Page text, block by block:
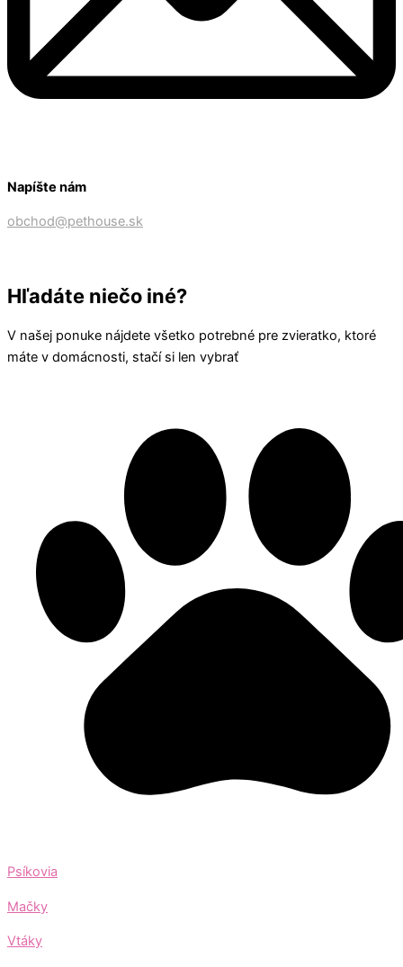
Napíšte nám
obchod@pethouse.sk
Hľadáte niečo iné?
V našej ponuke nájdete všetko potrebné pre zvieratko, ktoré
máte v domácnosti, stačí si len vybrať
Psíkovia
Mačky
Vtáky